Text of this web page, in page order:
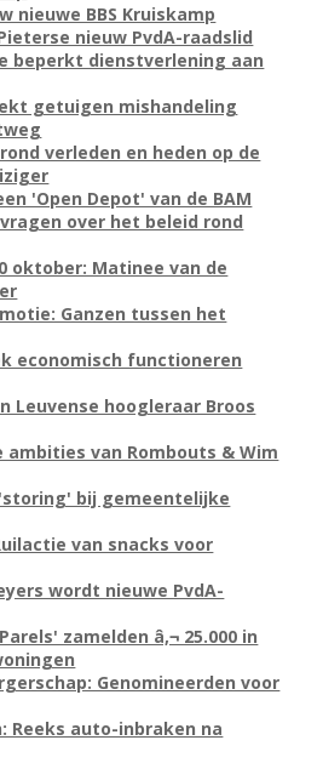
nieuwe BBS Kruiskamp
nieuw PvdA-raadslid
beperkt dienstverlening aan
getuigen mishandeling
verleden en heden op de
'Open Depot' van de BAM
over het beleid rond
oktober: Matinee van de
Ganzen tussen het
economisch functioneren
Leuvense hoogleraar Broos
ambities van Rombouts & Wim
bij gemeentelijke
van snacks voor
wordt nieuwe PvdA-
zamelden â‚¬ 25.000 in
Genomineerden voor
Reeks auto-inbraken na